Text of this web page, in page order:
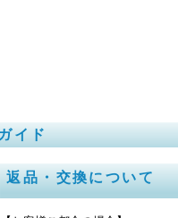
イド
返品・交換について